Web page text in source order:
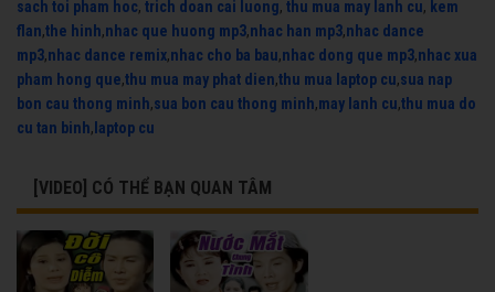
sach toi pham hoc, trich doan cai luong, thu mua may lanh cu, kem
flan,the hinh,nhac que huong mp3,nhac han mp3,nhac dance
mp3,nhac dance remix,nhac cho ba bau,nhac dong que mp3,nhac xua
pham hong que,thu mua may phat dien,thu mua laptop cu,sua nap
bon cau thong minh,sua bon cau thong minh,may lanh cu,thu mua do
cu tan binh, laptop cu
[VIDEO] CÓ THỂ BẠN QUAN TÂM